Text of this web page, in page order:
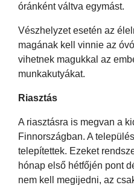
óránként váltva egymást.
Vészhelyzet esetén az
magának kell vinnie az
vihetnek magukkal az
munkakutyákat.
Riasztás
A riasztásra is megvan a
Finnországban. A
telepítettek. Ezeket
hónap első hétfőjén pont
nem kell megijedni, az